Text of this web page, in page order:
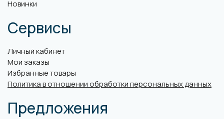
Новинки
Сервисы
Личный кабинет
Мои заказы
Избранные товары
Политика в отношении обработки персональных данных
Предложения